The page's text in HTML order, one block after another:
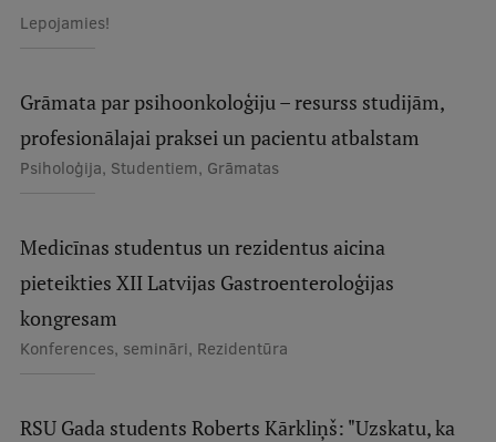
Vēsture un tradīcijas
RSU fonds
Aula
Projekti
Reitingi
Virtuālā tūre
Lepojamies!
Grāmata par psihoonkoloģiju – resurss studijām,
profesionālajai praksei un pacientu atbalstam
Psiholoģija, Studentiem, Grāmatas
Medicīnas studentus un rezidentus aicina
pieteikties XII Latvijas Gastroenteroloģijas
kongresam
Konferences, semināri, Rezidentūra
RSU Gada students Roberts Kārkliņš: "Uzskatu, ka